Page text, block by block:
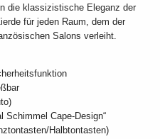
die klassizistische Eleganz der
für jeden Raum, dem der
Salons verleiht.
Schimmel Cape-Design“
Halbtontasten)